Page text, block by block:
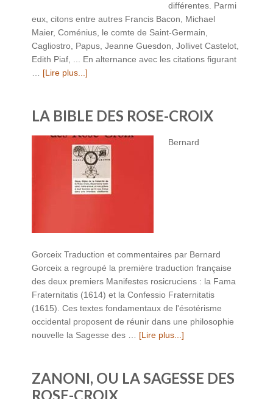
différentes. Parmi
eux, citons entre autres Francis Bacon, Michael
Maier, Coménius, le comte de Saint-Germain,
Cagliostro, Papus, Jeanne Guesdon, Jollivet Castelot,
Edith Piaf, ... En alternance avec les citations figurant
… [Lire plus...]
LA BIBLE DES ROSE-CROIX
Bernard
Gorceix Traduction et commentaires par Bernard
Gorceix a regroupé la première traduction française
des deux premiers Manifestes rosicruciens : la Fama
Fraternitatis (1614) et la Confessio Fraternitatis
(1615). Ces textes fondamentaux de l'ésotérisme
occidental proposent de réunir dans une philosophie
nouvelle la Sagesse des … [Lire plus...]
ZANONI, OU LA SAGESSE DES
ROSE-CROIX